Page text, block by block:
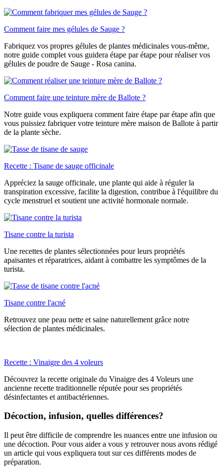
Comment faire mes gélules de Sauge ?
Fabriquez vos propres gélules de plantes médicinales vous-même,
notre guide complet vous guidera étape par étape pour réaliser vos
gélules de poudre de Sauge - Rosa canina.
Comment faire une teinture mère de Ballote ?
Notre guide vous expliquera comment faire étape par étape afin que
vous puissiez fabriquer votre teinture mère maison de Ballote à partir
de la plante sèche.
Recette : Tisane de sauge officinale
Appréciez la sauge officinale, une plante qui aide à réguler la
transpiration excessive, facilite la digestion, contribue à l'équilibre du
cycle menstruel et soutient une activité hormonale normale.
Tisane contre la turista
Une recettes de plantes sélectionnées pour leurs propriétés
apaisantes et réparatrices, aidant à combattre les symptômes de la
turista.
Tisane contre l'acné
Retrouvez une peau nette et saine naturellement grâce notre
sélection de plantes médicinales.
Recette : Vinaigre des 4 voleurs
Découvrez la recette originale du Vinaigre des 4 Voleurs une
ancienne recette traditionnelle réputée pour ses propriétés
désinfectantes et antibactériennes.
Décoction, infusion, quelles différences?
Il peut être difficile de comprendre les nuances entre une infusion ou
une décoction. Pour vous aider a vous y retrouver nous avons rédigé
un article qui vous expliquera tout sur ces différents modes de
préparation.